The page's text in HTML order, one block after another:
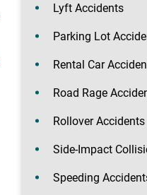
Lyft Accidents
Parking Lot
Rental Car
Road Rage
Rollover Accidents
Side-Impact
Speeding